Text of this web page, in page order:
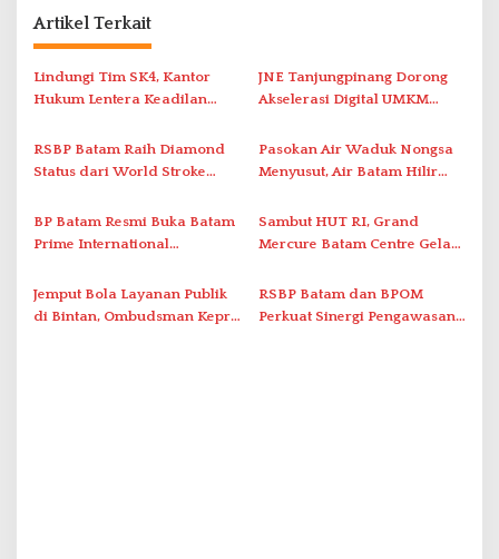
a
s
i
p
o
s
Artikel Terkait
Lindungi Tim SK4, Kantor
Hukum Lentera Keadilan
Perlawanan ke Petugas di
Bukik Batarah
JNE Tanjungpinang Dorong
Akselerasi Digital UMKM
2026
RSBP Batam Raih Diamond
Status dari World Stroke
Penanganan Stroke
Berstandar Internasional
Pasokan Air Waduk Nongsa
Menyusut, Air Batam Hilir
Antar-IPAM
BP Batam Resmi Buka Batam
Prime International
2026 di Stadion Temenggung
Abdul Jamal
Sambut HUT RI, Grand
Mercure Batam Centre Gelar
Nusantara’
Jemput Bola Layanan Publik
di Bintan, Ombudsman Kepri
RSBP Batam dan BPOM
Perkuat Sinergi Pengawasan